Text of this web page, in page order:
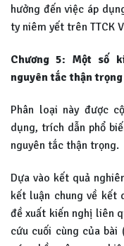
hưởng đến việc áp
ty niêm yết trên TTCK
Chương 5: Một số
nguyên tắc thận
Phân loại này được
dụng, trích dẫn phổ
nguyên tắc thận trọng.
Dựa vào kết quả
kết luận chung về kết
đề xuất kiến nghị liên
cứu cuối cùng của bài